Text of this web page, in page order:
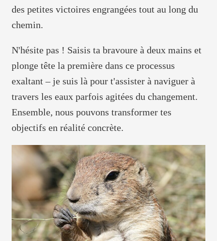
des petites victoires engrangées tout au long du
chemin.
N'hésite pas ! Saisis ta bravoure à deux mains et
plonge tête la première dans ce processus
exaltant – je suis là pour t'assister à naviguer à
travers les eaux parfois agitées du changement.
Ensemble, nous pouvons transformer tes
objectifs en réalité concrète.